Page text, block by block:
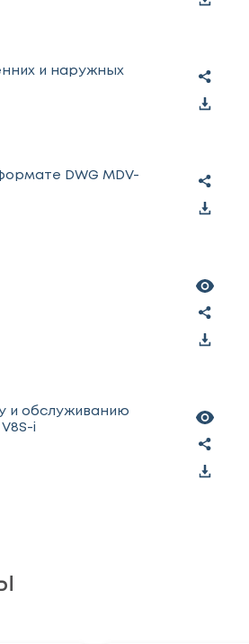
и наружных
DWG MDV-
и обслуживанию
i